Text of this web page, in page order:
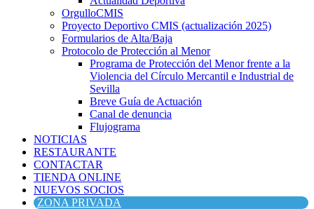
OrgulloCMIS
Proyecto Deportivo CMIS (actualización 2025)
Formularios de Alta/Baja
Protocolo de Protección al Menor
Programa de Protección del Menor frente a la
Violencia del Círculo Mercantil e Industrial de
Sevilla
Breve Guía de Actuación
Canal de denuncia
Flujograma
NOTICIAS
RESTAURANTE
CONTACTAR
TIENDA ONLINE
NUEVOS SOCIOS
ZONA PRIVADA